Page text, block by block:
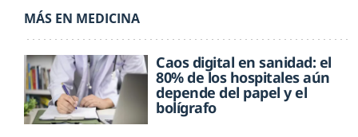
MÁS EN MEDICINA
Caos digital en sanidad: el
80% de los hospitales aún
depende del papel y el
bolígrafo